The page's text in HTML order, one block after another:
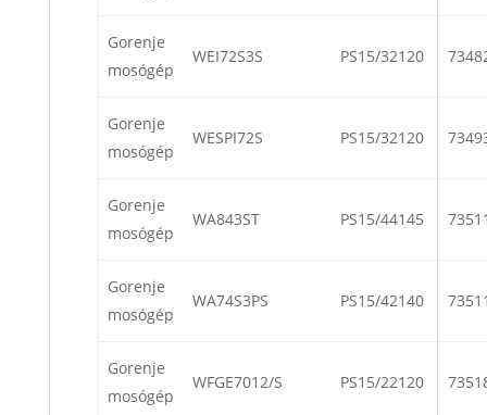
Gorenje
mosógép
WEI72S3S PS15/32120
Gorenje
mosógép
WESPI72S PS15/32120
Gorenje
mosógép
WA843ST PS15/44145
Gorenje
mosógép
WA74S3PS PS15/42140
Gorenje
mosógép
WFGE7012/S PS15/22120